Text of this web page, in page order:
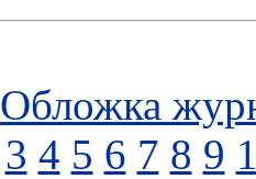
Обложка
3 4 5 6 7 8 9